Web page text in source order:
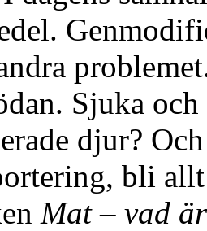
Sjuka
djur?
bli
Mat – vad